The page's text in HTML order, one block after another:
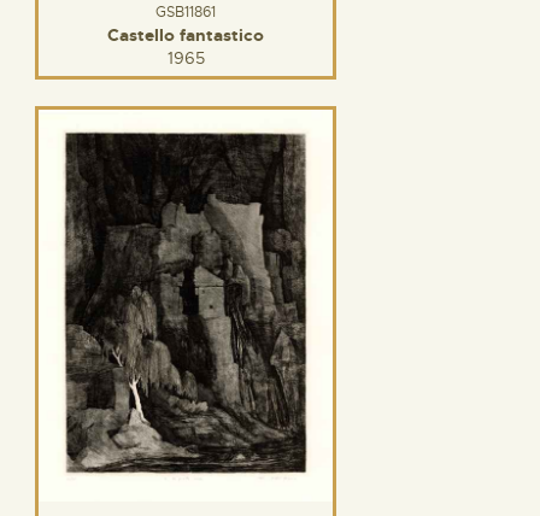
GSB11861
Castello fantastico
1965